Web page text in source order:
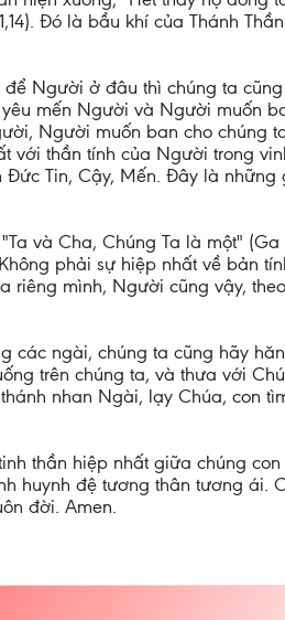
Đó là bầu khí của Thánh
để Người ở đâu thì chúng ta
mến Người và Người muốn
Người muốn ban cho chúng
với thần tính của Người trong
Tin, Cậy, Mến. Đây là những
và Cha, Chúng Ta là một" (Ga
phải sự hiệp nhất về bản
mình, Người cũng vậy,
các ngài, chúng ta cũng hãy
trên chúng ta, và thưa với
nhan Ngài, lạy Chúa, con
thần hiệp nhất giữa chúng
huynh đệ tương thân tương ái.
đời. Amen.